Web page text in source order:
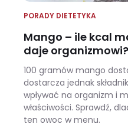
PORADY DIETETYKA
Mango – ile kcal
daje organizmowi?
100 gramów mango
dostarcza jednak
wpływać na organizm i
właściwości. Sprawdź,
ten owoc w menu.